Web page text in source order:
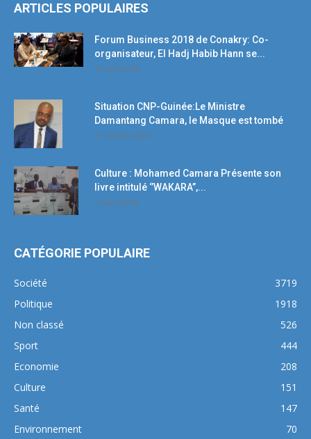
ARTICLES POPULAIRES
Forum Business 2018 de Conakry: Co-
organisateur, El Hadj Habib Hann se...
19 avril 2018
Situation CNP-Guinée:Le Ministre
Damantang Camara, le Masque est tombé
11 octobre 2017
Culture : Mohamed Camara Présente son
livre intitulé ‘’WAKARA’’,...
5 mars 2018
CATÉGORIE POPULAIRE
Société
3719
Politique
1918
Non classé
526
Sport
444
Economie
208
Culture
151
Santé
147
Environnement
70